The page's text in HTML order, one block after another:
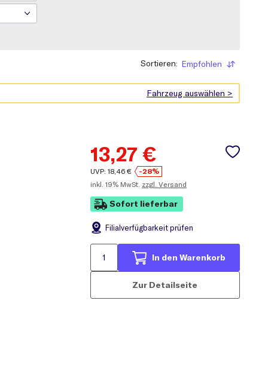
Sortieren: Empfohlen
Sortieren
13,27 €
UVP: 18,46€
-28%
inkl. 19% MwSt. zzgl. Versand
Sofort lieferbar
Filialverfügbarkeit prüfen
In den Warenkorb
Zur Detailseite